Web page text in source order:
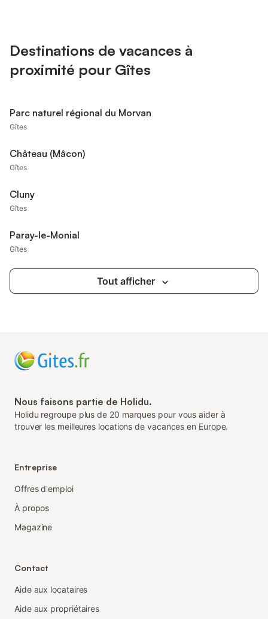
Destinations de vacances à
proximité pour Gîtes
Parc naturel régional du Morvan
Gîtes
Château (Mâcon)
Gîtes
Cluny
Gîtes
Paray-le-Monial
Gîtes
Tout afficher
Nous faisons partie de Holidu.
Holidu regroupe plus de 20 marques pour vous aider à
trouver les meilleures locations de vacances en Europe.
Entreprise
Offres d'emploi
À propos
Magazine
Contact
Aide aux locataires
Aide aux propriétaires